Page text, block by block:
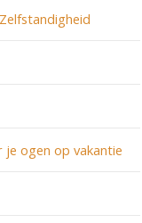
ogen op vakantie